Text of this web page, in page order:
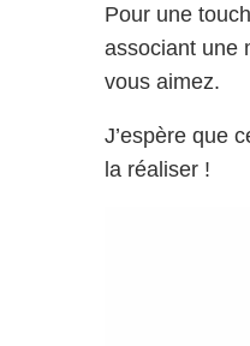
Pour une
associant une
vous aimez.
J’espère que
la réaliser !